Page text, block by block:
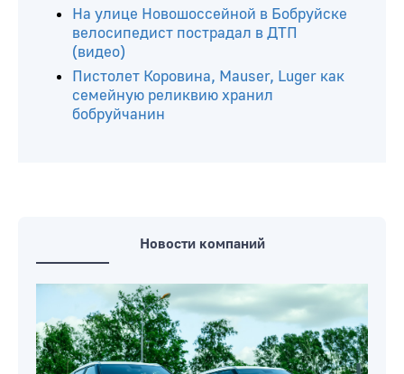
На улице Новошоссейной в Бобруйске
велосипедист пострадал в ДТП
(видео)
Пистолет Коровина, Mauser, Luger как
семейную реликвию хранил
бобруйчанин
Новости компаний